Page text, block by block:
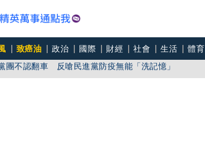
致癌油 政治 國際 財經 社會 生活 體育
團不認翻車 反嗆民進黨防疫無能「洗記憶」
玲「巨大哀傷足不出戶」 解密長子身世